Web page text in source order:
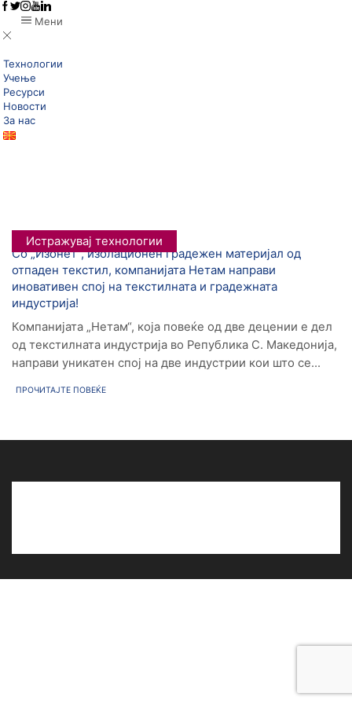
Мени
Технологии
Учење
Ресурси
Новости
За нас
Истражувај технологии
Со „Изонет“, изолационен градежен материјал од
отпаден текстил, компанијата Нетам направи
иновативен спој на текстилната и градежната
индустрија!
Компанијата „Нетам“, која повеќе од две децении е дел
од текстилната индустрија во Република С. Македонија,
направи уникатен спој на две индустрии кои што се...
ПРОЧИТАЈТЕ ПОВЕЌЕ